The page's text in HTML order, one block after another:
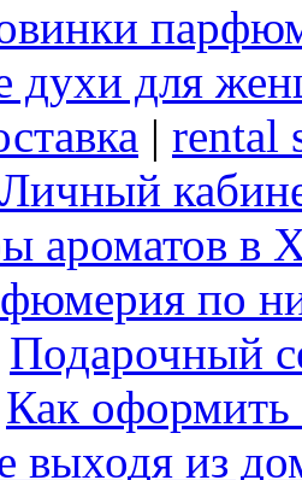
духи для
| rental
Личный
ароматов в
по
Подарочный
Как оформить
выходя из